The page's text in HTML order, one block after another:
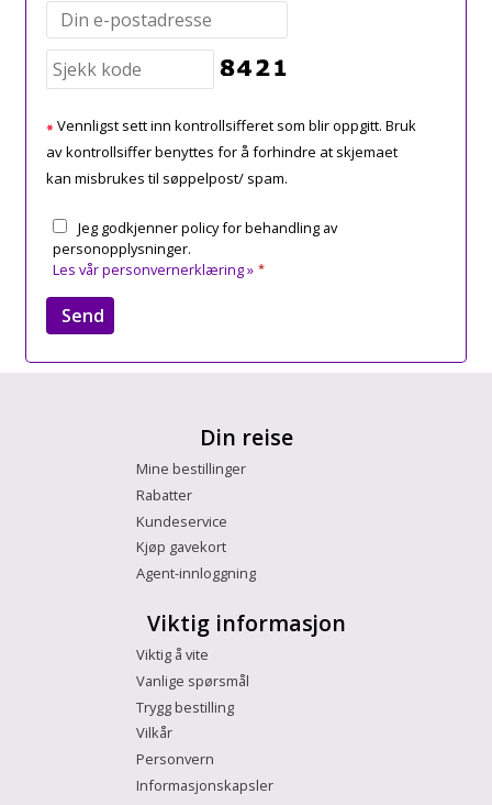
Vennligst sett inn kontrollsifferet som blir oppgitt. Bruk
av kontrollsiffer benyttes for å forhindre at skjemaet
kan misbrukes til søppelpost/ spam.
Jeg godkjenner policy for behandling av
personopplysninger.
Les vår personvernerklæring » *
Din reise
Mine bestillinger
Rabatter
Kundeservice
Kjøp gavekort
Agent-innloggning
Viktig informasjon
Viktig å vite
Vanlige spørsmål
Trygg bestilling
Vilkår
Personvern
Informasjonskapsler